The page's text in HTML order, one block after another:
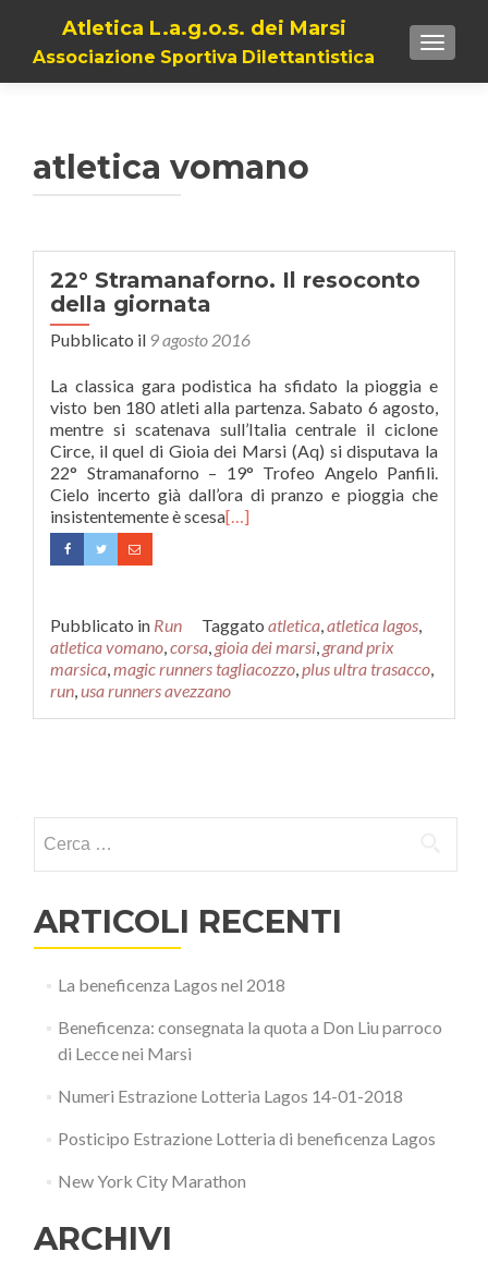
Atletica L.a.g.o.s. dei Marsi
Associazione Sportiva Dilettantistica
atletica vomano
22° Stramanaforno. Il resoconto
della giornata
Pubblicato il 9 agosto 2016
La classica gara podistica ha sfidato la pioggia e
visto ben 180 atleti alla partenza. Sabato 6 agosto,
mentre si scatenava sull’Italia centrale il ciclone
Circe, il quel di Gioia dei Marsi (Aq) si disputava la
22° Stramanaforno – 19° Trofeo Angelo Panfili.
Cielo incerto già dall’ora di pranzo e pioggia che
insistentemente è scesa[…]
Pubblicato in Run Taggato atletica,atletica lagos,
atletica vomano,corsa, gioia dei marsi, grand prix
marsica,magic runners tagliacozzo,plus ultra trasacco,
run,usa runners avezzano
ARTICOLI RECENTI
La beneficenza Lagos nel 2018
Beneficenza: consegnata la quota a Don Liu parroco
di Lecce nei Marsi
Numeri Estrazione Lotteria Lagos 14-01-2018
Posticipo Estrazione Lotteria di beneficenza Lagos
New York City Marathon
ARCHIVI